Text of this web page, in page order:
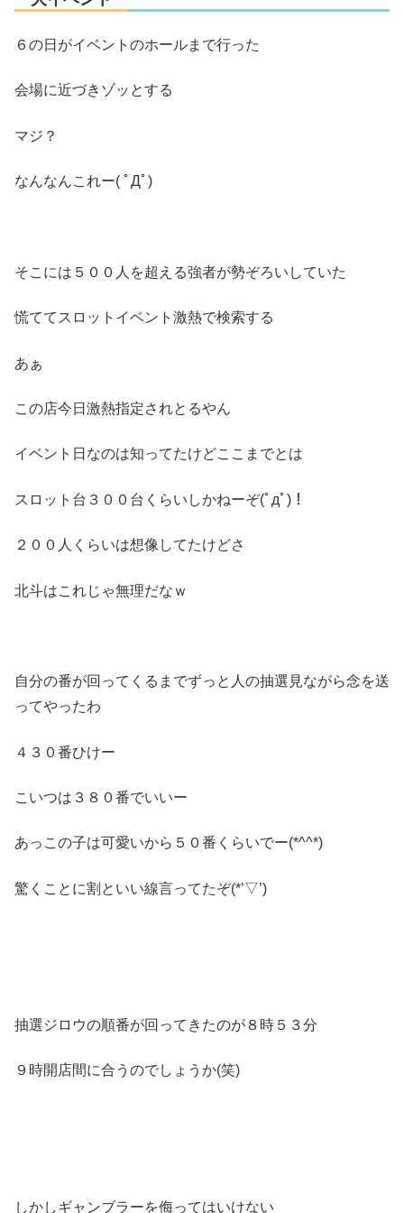
６の日がイベントのホールまで行った
会場に近づきゾッとする
マジ？
なんなんこれー( ﾟДﾟ)
そこには５００人を超える強者が勢ぞろいしていた
慌ててスロットイベント激熱で検索する
あぁ
この店今日激熱指定されとるやん
イベント日なのは知ってたけどここまでとは
スロット台３００台くらいしかねーぞ(ﾟдﾟ)！
２００人くらいは想像してたけどさ
北斗はこれじゃ無理だなｗ
自分の番が回ってくるまでずっと人の抽選見ながら念を送
ってやったわ
４３０番ひけー
こいつは３８０番でいいー
あっこの子は可愛いから５０番くらいでー(*^^*)
驚くことに割といい線言ってたぞ(*’▽’)
抽選ジロウの順番が回ってきたのが８時５３分
９時開店間に合うのでしょうか(笑)
しかしギャンブラーを侮ってはいけない